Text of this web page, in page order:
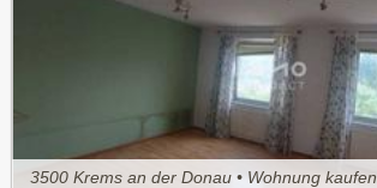
3500 Krems an der Donau • Wohnung kaufen